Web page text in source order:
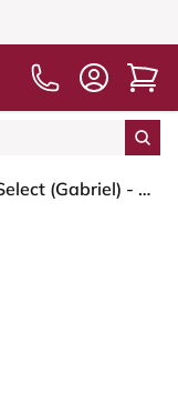
HÅG Capisco 8106 - Select (Gabriel) - Wol / Polyamide - SC67098 - Glacier blue - Zilver - 150mm - Zachte wielen t.b.v. harde vloeren